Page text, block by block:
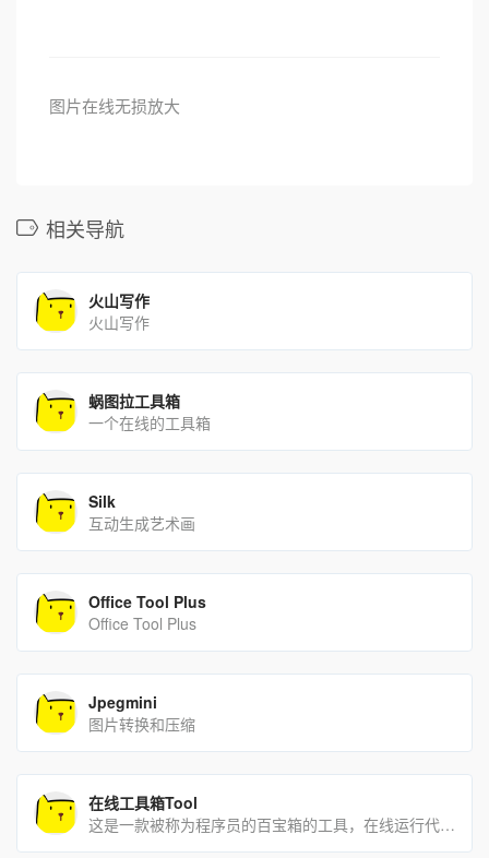
图片在线无损放大
相关导航
火山写作
火山写作
蜗图拉工具箱
一个在线的工具箱
Silk
互动生成艺术画
Office Tool Plus
Office Tool Plus
Jpegmini
图片转换和压缩
在线工具箱Tool
这是一款被称为程序员的百宝箱的工具，在线运行代码，时间戳，格式转换，代码着色，APPicon制作，应有尽有，[…]